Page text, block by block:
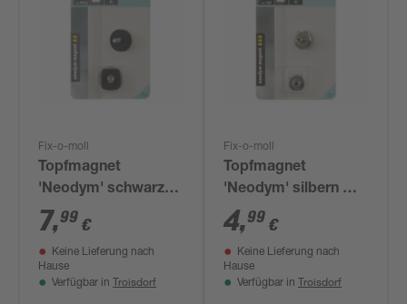
Fix-o-moll
Topfmagnet
'Neodym' schwarz
gummiert M5
Gewindebolzen Ø 25
x 13,5 mm
7,99 €
Keine Lieferung nach
Hause
Verfügbar in Troisdorf
Fix-o-moll
Topfmagnet
'Neodym' silbern M4
Gewindebuchse Ø 16
x 13 mm
4,99 €
Keine Lieferung nach
Hause
Verfügbar in Troisdorf